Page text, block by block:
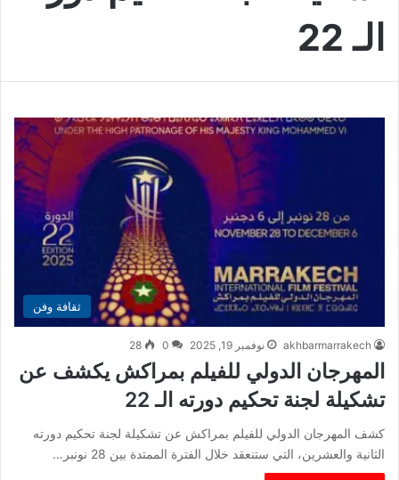
الـ 22
ثقافة وفن
akhbarmarrakech نوفمبر 19, 2025 0
28
المهرجان الدولي للفيلم بمراكش يكشف عن
تشكيلة لجنة تحكيم دورته الـ 22
كشف المهرجان الدولي للفيلم بمراكش عن تشكيلة لجنة تحكيم دورته
الثانية والعشرين، التي ستنعقد خلال الفترة الممتدة بين 28 نونبر…